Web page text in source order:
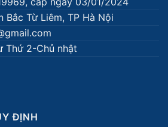
Bắc Từ Liêm, TP Hà Nội
Thứ 2-Chủ nhật
ĐỊNH